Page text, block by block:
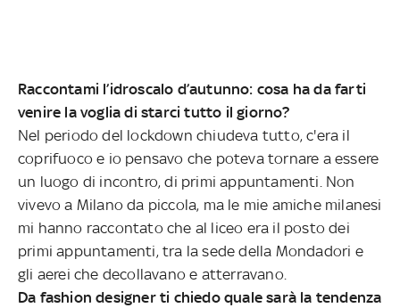
Raccontami l’idroscalo d’autunno: cosa ha da farti
venire la voglia di starci tutto il giorno?
Nel periodo del lockdown chiudeva tutto, c'era il
coprifuoco e io pensavo che poteva tornare a essere
un luogo di incontro, di primi appuntamenti. Non
vivevo a Milano da piccola, ma le mie amiche milanesi
mi hanno raccontato che al liceo era il posto dei
primi appuntamenti, tra la sede della Mondadori e
gli aerei che decollavano e atterravano.
Da fashion designer ti chiedo quale sarà la tendenza